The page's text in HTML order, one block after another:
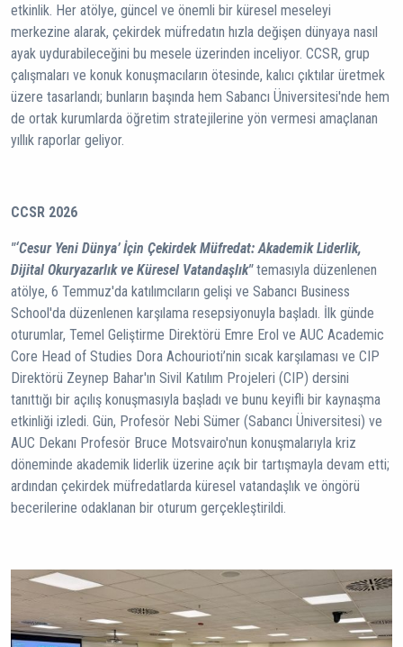
etkinlik. Her atölye, güncel ve önemli bir küresel meseleyi
merkezine alarak, çekirdek müfredatın hızla değişen dünyaya nasıl
ayak uydurabileceğini bu mesele üzerinden inceliyor. CCSR, grup
çalışmaları ve konuk konuşmacıların ötesinde, kalıcı çıktılar üretmek
üzere tasarlandı; bunların başında hem Sabancı Üniversitesi'nde hem
de ortak kurumlarda öğretim stratejilerine yön vermesi amaçlanan
yıllık raporlar geliyor.
CCSR 2026
"‘Cesur Yeni Dünya’ İçin Çekirdek Müfredat: Akademik Liderlik,
Dijital Okuryazarlık ve Küresel Vatandaşlık"temasıyla düzenlenen
atölye, 6 Temmuz'da katılımcıların gelişi ve Sabancı Business
School'da düzenlenen karşılama resepsiyonuyla başladı. İlk günde
oturumlar, Temel Geliştirme Direktörü Emre Erol ve AUC Academic
Core Head of Studies Dora Achourioti’nin sıcak karşılaması ve CIP
Direktörü Zeynep Bahar'ın Sivil Katılım Projeleri (CIP) dersini
tanıttığı bir açılış konuşmasıyla başladı ve bunu keyifli bir kaynaşma
etkinliği izledi. Gün, Profesör Nebi Sümer (Sabancı Üniversitesi) ve
AUC Dekanı Profesör Bruce Motsvairo'nun konuşmalarıyla kriz
döneminde akademik liderlik üzerine açık bir tartışmayla devam etti;
ardından çekirdek müfredatlarda küresel vatandaşlık ve öngörü
becerilerine odaklanan bir oturum gerçekleştirildi.